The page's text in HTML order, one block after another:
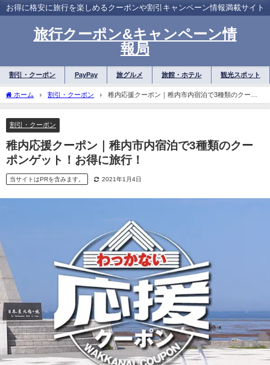
お得に格安に旅行を楽しめるクーポンや割引キャンペーン情報満載サイト
旅行クーポン&キャンペーン情
報局
割引・クーポン PayPay 旅グルメ 旅館・ホテル 観光スポット
ホーム 割引・クーポン
稚内応援クーポン｜稚内市内宿泊で3種類のクーポ
ンゲット！お得に旅行！
割引・クーポン
稚内応援クーポン｜稚内市内宿泊で3種類のクー
ポンゲット！お得に旅行！
当サイトはPRを含みます。 2021年1月4日